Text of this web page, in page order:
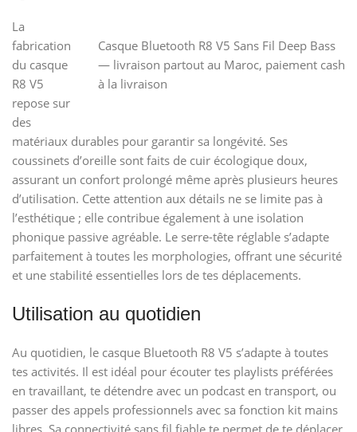
Casque Bluetooth R8 V5 Sans Fil Deep Bass
— livraison partout au Maroc, paiement cash
à la livraison
La
fabrication
du casque
R8 V5
repose sur
des
matériaux durables pour garantir sa longévité. Ses
coussinets d’oreille sont faits de cuir écologique doux,
assurant un confort prolongé même après plusieurs heures
d’utilisation. Cette attention aux détails ne se limite pas à
l’esthétique ; elle contribue également à une isolation
phonique passive agréable. Le serre-tête réglable s’adapte
parfaitement à toutes les morphologies, offrant une sécurité
et une stabilité essentielles lors de tes déplacements.
Utilisation au quotidien
Au quotidien, le casque Bluetooth R8 V5 s’adapte à toutes
tes activités. Il est idéal pour écouter tes playlists préférées
en travaillant, te détendre avec un podcast en transport, ou
passer des appels professionnels avec sa fonction kit mains